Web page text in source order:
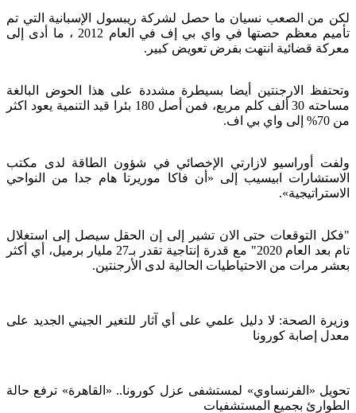
لكن من الصعب نسيان ما حصل لشركة ريبسول الإسبانية التي تم
تأميم معظم حصتها في واي بي إف في العام 2012 ، ما أدى إلى
معركة قضائية انتهت بفرض تعويض كبير.
وتحتفظ الارجنتين أيضا بسيطرة مشددة على هذا الحوض البالغة
مساحته 30 ألف كلم مربع، فمن أصل 180 بئرا قيد التنمية يعود اكثر
من 70% إلى واي بي اف.
ولفت أوراسيو لازارتي الإخصائي في شؤون الطاقة لدى مكتب
الاستشارات ابيسيب إلى «أن فاكا موريرتا هام جدا من النواحي
الاستراتيجية».
"فكل التوقعات حتى الان تشير إلى إن الحقل سيصل إلى استغلال
تام بعد العام 2020" مع قدرة إنتاجية تقدر بـ27 مليار برميل، أي أكثر
بعشر مرات من الاحتياطيات الحالية لدى الأرجنتين.
وزيرة الصحة: لا دليل علمي على أي آثار للتغير الجيني الجديد على
معدل إصابة كورونا
تحويل «الفرنساوي» لمستشفى عزل كورونا.. «القاهرة» ترفع حالة
الطوارئ بجميع المستشفيات